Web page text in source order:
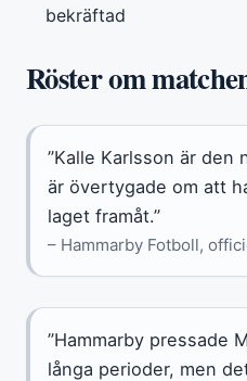
bekräftad
Röster om
”Kalle Karlsson är den
är övertygade om att
laget framåt.”
– Hammarby Fotboll,
”Hammarby pressade
långa perioder, men